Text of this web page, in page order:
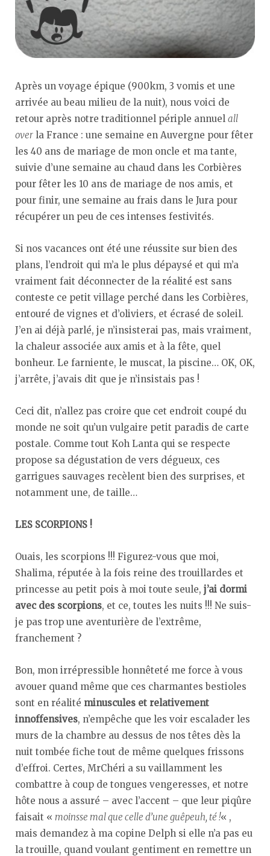
Après un voyage épique (900km, 3 vomis et une
arrivée au beau milieu de la nuit), nous voici de
retour après notre traditionnel périple annuel all
over la France : une semaine en Auvergne pour fêter
les 40 ans de mariage de mon oncle et ma tante,
suivie d’une semaine au chaud dans les Corbières
pour fêter les 10 ans de mariage de nos amis, et
pour finir, une semaine au frais dans le Jura pour
récupérer un peu de ces intenses festivités.
Si nos vacances ont été une réussite sur bien des
plans, l’endroit qui m’a le plus dépaysé et qui m’a
vraiment fait déconnecter de la réalité est sans
conteste ce petit village perché dans les Corbières,
entouré de vignes et d’oliviers, et écrasé de soleil.
J’en ai déjà parlé, je n’insisterai pas, mais vraiment,
la chaleur associée aux amis et à la fête, quel
bonheur. Le farniente, le muscat, la piscine… OK, OK,
j’arrête, j’avais dit que je n’insistais pas !
Ceci dit, n’allez pas croire que cet endroit coupé du
monde ne soit qu’un vulgaire petit paradis de carte
postale. Comme tout Koh Lanta qui se respecte
propose sa dégustation de vers dégueux, ces
garrigues sauvages recèlent bien des surprises, et
notamment une, de taille…
LES SCORPIONS !
Ouais, les scorpions !!! Figurez-vous que moi,
Shalima, réputée à la fois reine des trouillardes et
princesse au petit pois à moi toute seule, j’ai dormi
avec des scorpions, et ce, toutes les nuits !!! Ne suis-
je pas trop une aventurière de l’extrême,
franchement ?
Bon, mon irrépressible honnêteté me force à vous
avouer quand même que ces charmantes bestioles
sont en réalité minuscules et relativement
innoffensives, n’empêche que les voir escalader les
murs de la chambre au dessus de nos têtes dès la
nuit tombée fiche tout de même quelques frissons
d’effroi. Certes, MrChéri a su vaillamment les
combattre à coup de tongues vengeresses, et notre
hôte nous a assuré – avec l’accent – que leur piqûre
faisait « moinsse mal que celle d’une guêpeuh, té !« ,
mais demandez à ma copine Delph si elle n’a pas eu
la trouille, quand voulant gentiment en remettre un